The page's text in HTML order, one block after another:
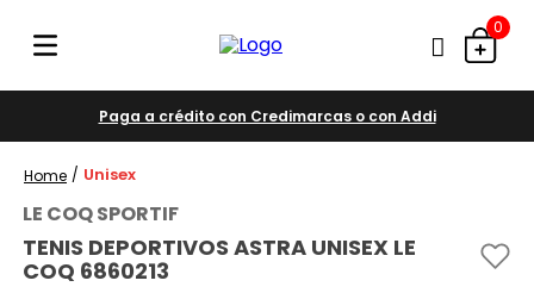
0
Paga a crédito con Credimarcas o con Addi
Unisex
LE COQ SPORTIF
TENIS DEPORTIVOS ASTRA UNISEX LE
COQ 6860213